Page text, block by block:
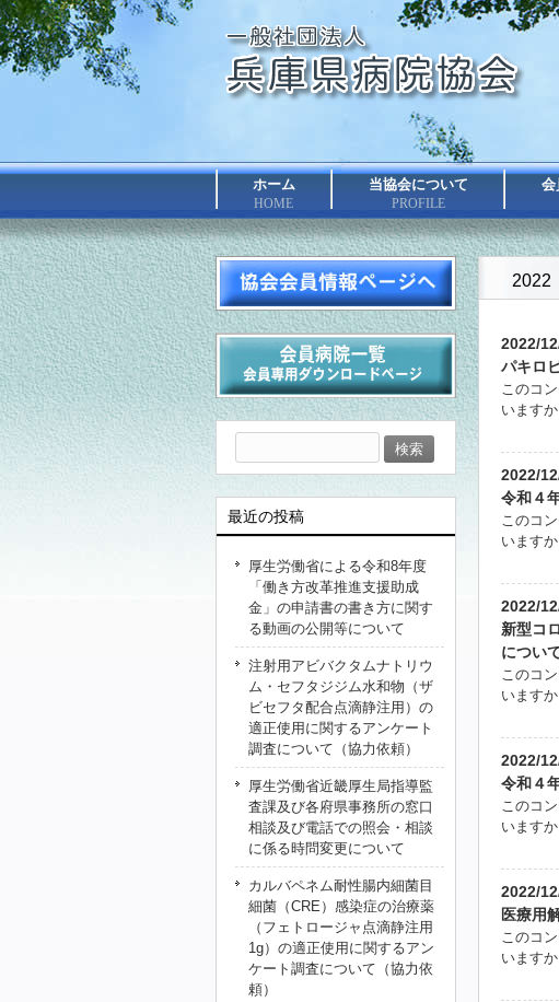
ホーム
HOME
当協会について
PROFILE
会
2022
2022/
パキロ
このコ
います
2022/
令和４
このコ
います
2022/
新型コ
につい
このコ
います
2022/
令和４
このコ
います
2022/
医療用
このコ
います
最近の投稿
厚生労働省による令和8年度
「働き方改革推進支援助成
金」の申請書の書き方に関す
る動画の公開等について
注射用アビバクタムナトリウ
ム・セフタジジム水和物（ザ
ビセフタ配合点滴静注用）の
適正使用に関するアンケート
調査について（協力依頼）
厚生労働省近畿厚生局指導監
査課及び各府県事務所の窓口
相談及び電話での照会・相談
に係る時問変更について
カルバペネム耐性腸内細菌目
細菌（CRE）感染症の治療薬
（フェトロージャ点滴静注用
1g）の適正使用に関するアン
ケート調査について（協力依
頼）